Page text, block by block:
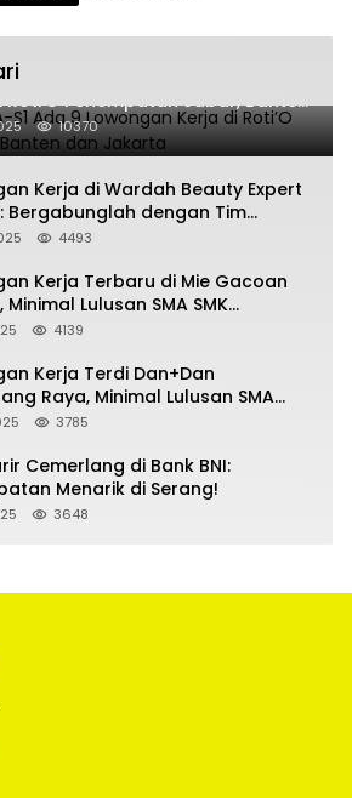
SMA-S1 Ada 9 Lowongan
Roti’O Penempatan Jabar, Banten
10370
Kerja di Wardah Beauty Expert
Bergabunglah dengan Tim
4493
Kerja Terbaru di Mie Gacoan
Minimal Lulusan SMA SMK
4139
Kerja Terdi Dan+Dan
Raya, Minimal Lulusan SMA
3785
Cemerlang di Bank BNI:
Menarik di Serang!
3648